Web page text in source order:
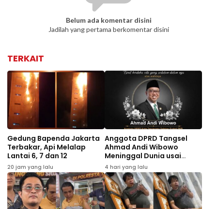
Belum ada komentar disini
Jadilah yang pertama berkomentar disini
TERKAIT
Gedung Bapenda Jakarta
Terbakar, Api Melalap
Lantai 6, 7 dan 12
20 jam yang lalu
Anggota DPRD Tangsel
Ahmad Andi Wibowo
Meninggal Dunia usai
Kecelakaan di Tol Cipali
4 hari yang lalu